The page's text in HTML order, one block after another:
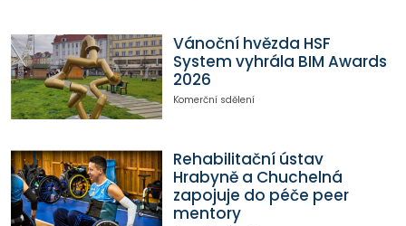
Vánoční hvězda HSF
System vyhrála BIM Awards
2026
Komerční sdělení
Rehabilitační ústav
Hrabyně a Chuchelná
zapojuje do péče peer
mentory